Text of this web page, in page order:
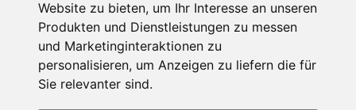
Website zu bieten, um Ihr Interesse an unseren
Produkten und Dienstleistungen zu messen
und Marketinginteraktionen zu
personalisieren, um Anzeigen zu liefern die für
Sie relevanter sind.
Nutzungsbedingungen
Kontakt
Partner
Portale
FAQ Newsletter Mediadaten
Copyright ©2026 Schneemenschen GmbH